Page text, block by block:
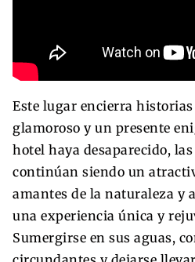
Este lugar encierra historias
glamoroso y un presente
hotel haya desaparecido,
continúan siendo un
amantes de la naturaleza y
una experiencia única y
Sumergirse en sus aguas,